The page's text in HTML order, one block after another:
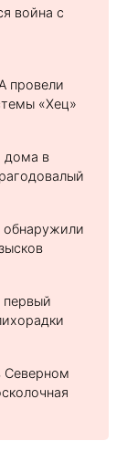
война с
провели
«Хец»
дома в
первый
Северном